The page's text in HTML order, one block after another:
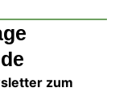
zum